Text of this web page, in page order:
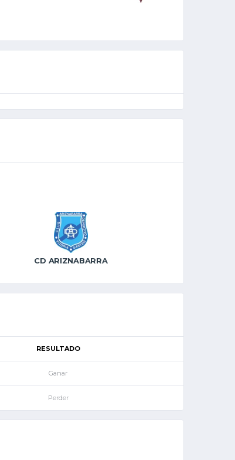
CD ARIZNABARRA
RESULTADO
Ganar
Perder